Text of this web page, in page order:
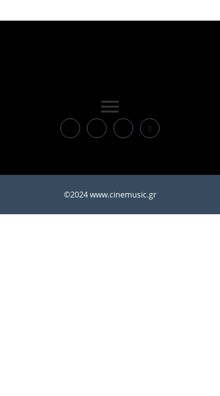
©2024 www.cinemusic.gr